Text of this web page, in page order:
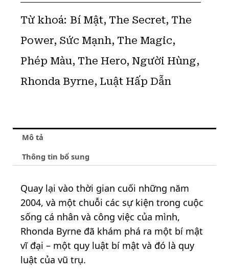
Từ khoá: Bí Mật, The Secret, The
Power, Sức Mạnh, The Magic,
Phép Màu, The Hero, Người Hùng,
Rhonda Byrne, Luật Hấp Dẫn
Mô tả
Thông tin bổ sung
Quay lại vào thời gian cuối những năm
2004, và một chuỗi các sự kiện trong cuộc
sống cá nhân và công việc của mình,
Rhonda Byrne đã khám phá ra một bí mật
vĩ đại – một quy luật bí mật và đó là quy
luật của vũ trụ.